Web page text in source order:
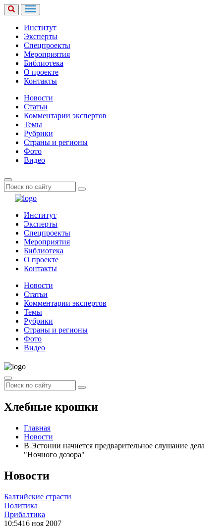
Институт
Эксперты
Спецпроекты
Мероприятия
Библиотека
О проекте
Контакты
Новости
Статьи
Комментарии экспертов
Темы
Рубрики
Страны и регионы
Фото
Видео
Институт
Эксперты
Спецпроекты
Мероприятия
Библиотека
О проекте
Контакты
Новости
Статьи
Комментарии экспертов
Темы
Рубрики
Страны и регионы
Фото
Видео
Хлебные крошки
Главная
Новости
В Эстонии начнется предварительное слушание дела
"Ночного дозора"
Новости
Балтийские страсти
Политика
Прибалтика
10:5416 ноя 2007